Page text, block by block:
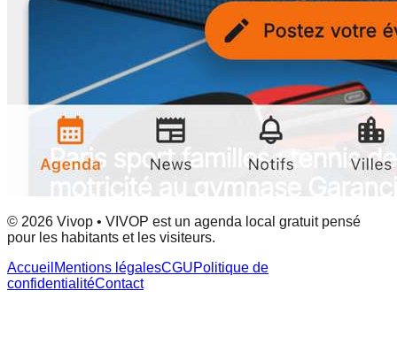
© 2026 Vivop • VIVOP est un agenda local gratuit pensé
pour les habitants et les visiteurs.
Accueil Mentions légalesCGUPolitique de
confidentialitéContact